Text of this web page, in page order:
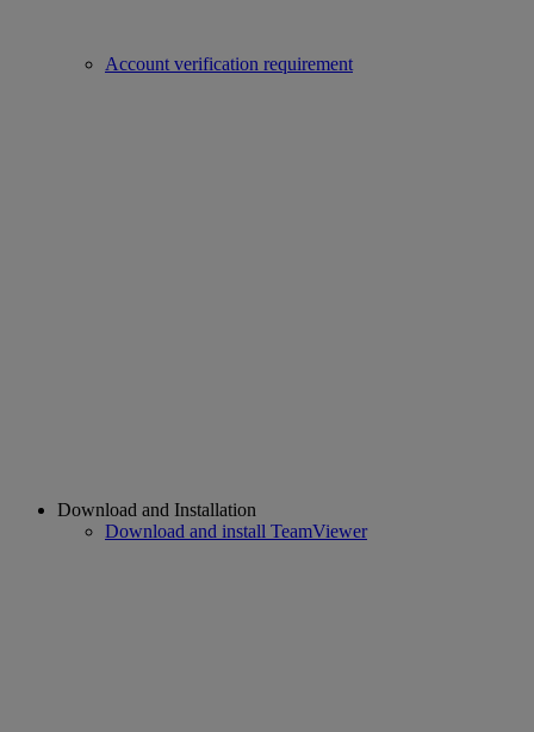
Account verification requirement
Download and Installation
Download and install TeamViewer